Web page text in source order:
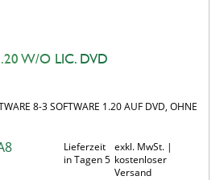
W/O LIC. DVD
8-3 SOFTWARE 1.20 AUF DVD, OHNE
Lieferzeit
in Tagen 5
exkl. MwSt. |
kostenloser
Versand